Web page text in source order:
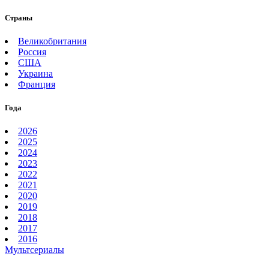
Страны
Великобритания
Россия
США
Украина
Франция
Года
2026
2025
2024
2023
2022
2021
2020
2019
2018
2017
2016
Мультсериалы